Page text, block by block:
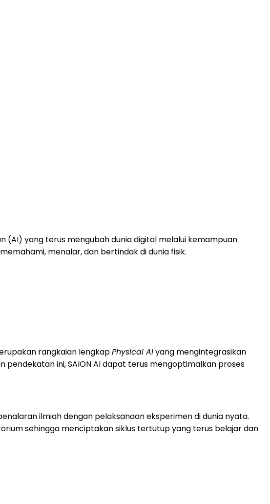
(AI) yang terus mengubah dunia digital melalui kemampuan
menalar, dan bertindak di dunia fisik.
rangkaian lengkapPhysical AIyang mengintegrasikan
pendekatan ini, SAION AI dapat terus mengoptimalkan proses
ilmiah dengan pelaksanaan eksperimen di dunia nyata.
sehingga menciptakan siklus tertutup yang terus belajar dan